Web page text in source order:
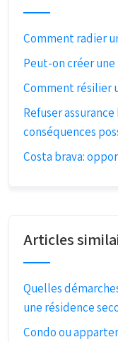
Comment radier
Peut-on créer une
Comment résilier
Refuser
conséquences
Costa brava:
Articles
Quelles
une résidence
Condo ou